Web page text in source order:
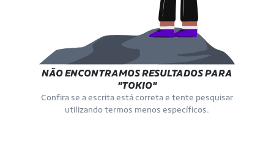
NÃO ENCONTRAMOS RESULTADOS PARA
"TOKIO"
Confira se a escrita está correta e tente pesquisar
utilizando termos menos específicos.